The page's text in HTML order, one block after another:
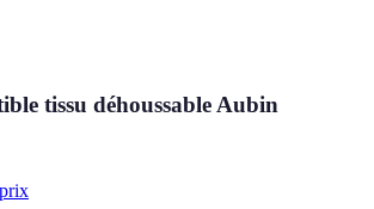
tissu déhoussable Aubin